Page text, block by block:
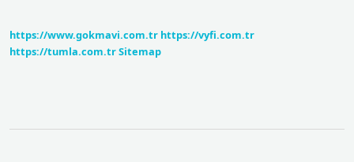
https://www.gokmavi.com.tr https://vyfi.com.tr
https://tumla.com.trSitemap